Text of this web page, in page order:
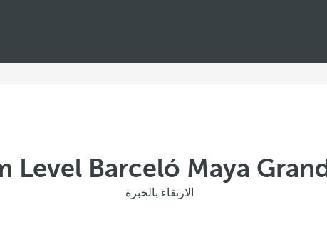
Level Barceló Maya
الارتقاء بالخبرة